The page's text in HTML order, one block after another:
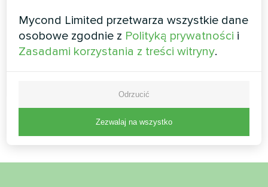
ustawieniom temperatury dla każdego przedziału
czasowego
Mycond Limited przetwarza wszystkie dane
osobowe zgodnie z Polityką prywatności i
Zasadami korzystania z treści witryny.
Odrzucić
Zezwalaj na wszystko